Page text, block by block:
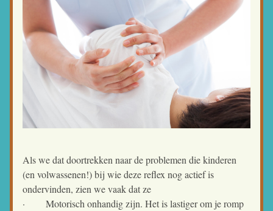
Als we dat doortrekken naar de problemen die kinderen
(en volwassenen!) bij wie deze reflex nog actief is
ondervinden, zien we vaak dat ze
·
Motorisch onhandig zijn. Het is lastiger om je romp